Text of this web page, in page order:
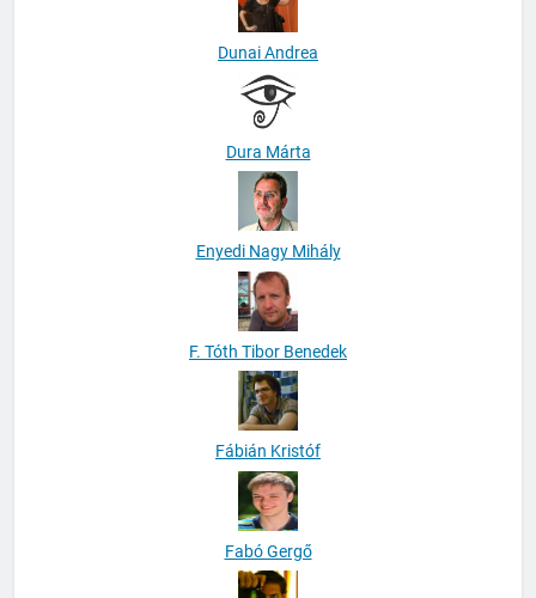
Dunai Andrea
Dura Márta
Enyedi Nagy Mihály
F. Tóth Tibor Benedek
Fábián Kristóf
Fabó Gergő